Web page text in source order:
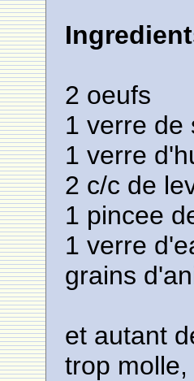
2 oeufs
1 verre de
1 verre
2 c/c de
1 pincee
1 verre
grains
et autant
trop